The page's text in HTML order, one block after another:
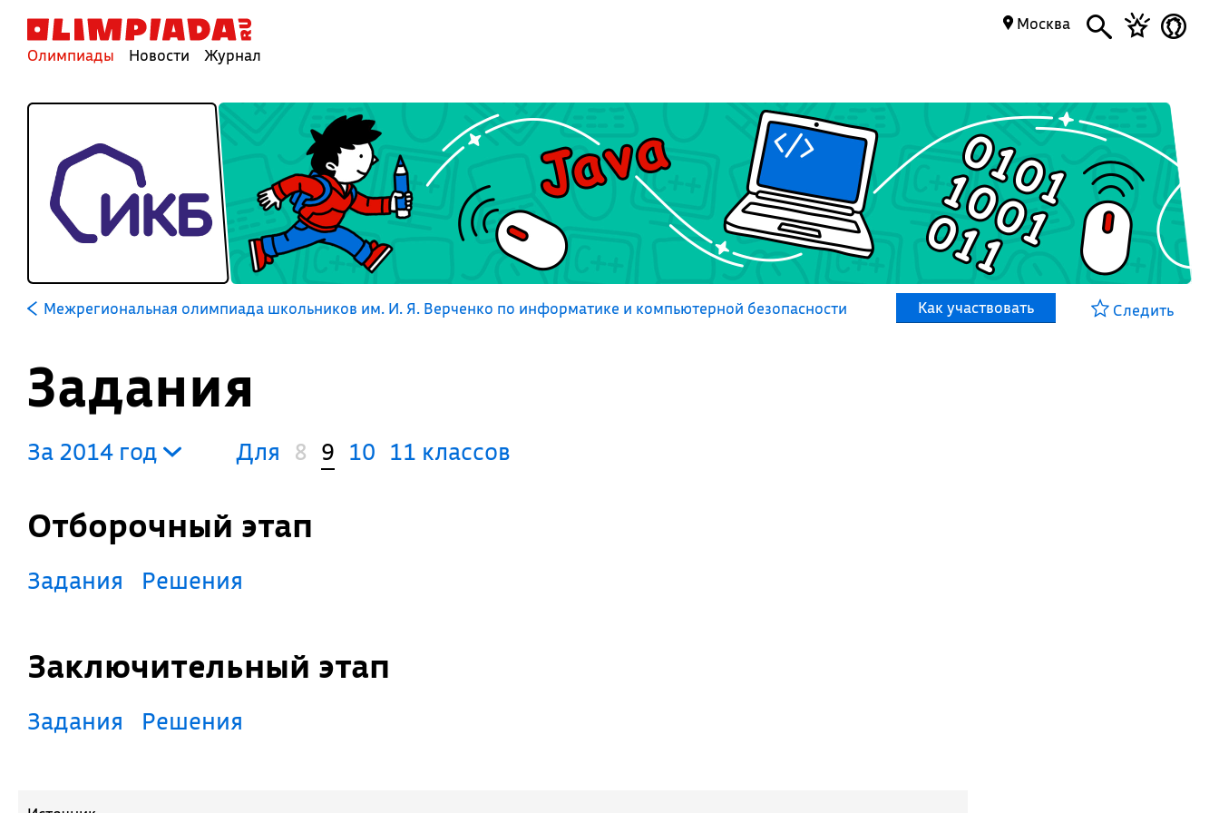
Олимпиады Новости Журнал
Москва
Межрегиональная олимпиада школьников им. И. Я. Верченко по информатике и компьютерной безопасности Как участвовать Следить
Задания
За 2014 год Для 8 9 10 11 классов
Отборочный этап
Задания Решения
Заключительный этап
Задания Решения